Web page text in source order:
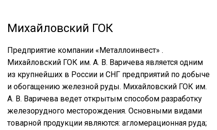
Михайловский ГОК
Предприятие компании «Металлоинвест» .
Михайловский ГОК им. А. В. Варичева является одним
из крупнейших в России и СНГ предприятий по добыче
и обогащению железной руды. Михайловский ГОК им.
А. В. Варичева ведет открытым способом разработку
железорудного месторождения. Основными видами
товарной продукции являются: агломерационная руда;